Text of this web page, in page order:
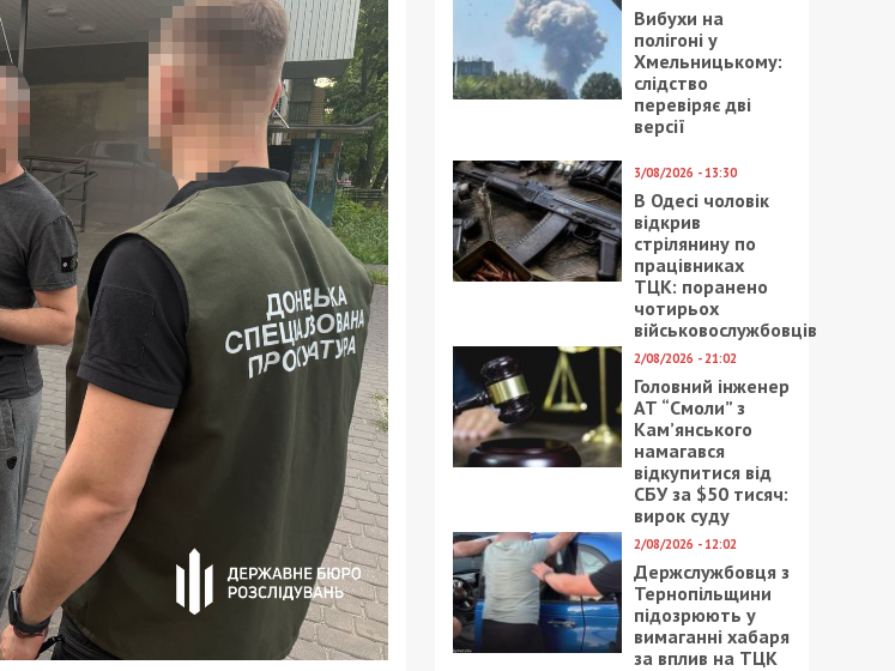
Вибухи на
полігоні у
Хмельницькому:
слідство
перевіряє дві
версії
3/08/2026 - 13:30
В Одесі чоловік
відкрив
стрілянину по
працівниках
ТЦК: поранено
чотирьох
військовослужбовців
2/08/2026 - 21:02
Головний інженер
АТ “Смоли” з
Кам’янського
намагався
відкупитися від
СБУ за $50 тисяч:
вирок суду
2/08/2026 - 12:02
Держслужбовця з
Тернопільщини
підозрюють у
вимаганні хабаря
за вплив на ТЦК